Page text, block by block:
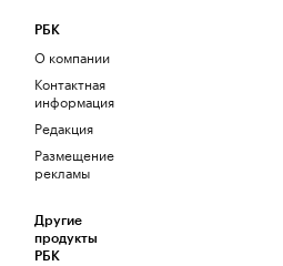
РБК
О компании
Контактная
информация
Редакция
Размещение
рекламы
Другие
продукты
РБК